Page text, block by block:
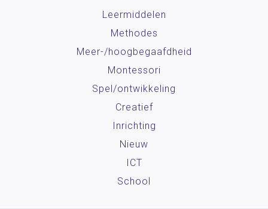
Leermiddelen
Methodes
Meer-/hoog­begaafdheid
Montessori
Spel/ontwikkeling
Creatief
Inrichting
Nieuw
ICT
School